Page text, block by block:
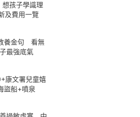
孩子學識理
及費用一覽
養金句 看無
最強底氣
康文署兒童嬉
盜船+噴泉